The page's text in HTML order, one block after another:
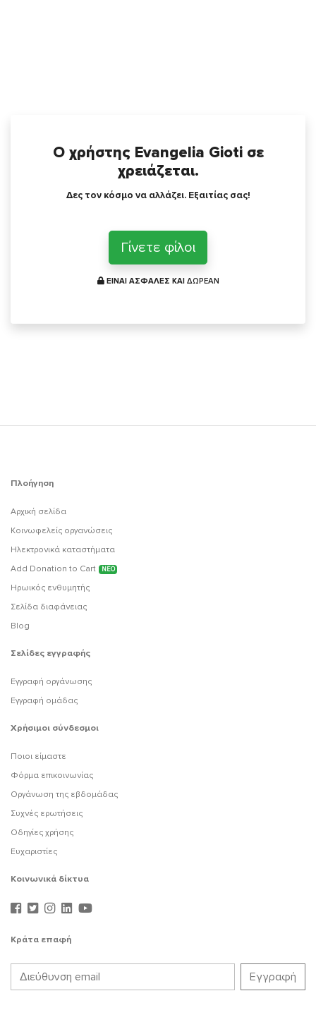
Ο χρήστης Evangelia Gioti σε
χρειάζεται.
Δες τον κόσμο να αλλάζει. Εξαιτίας σας!
Γίνετε φίλοι
ΕΙΝΑΙ ΑΣΦΑΛΕΣ ΚΑΙ ΔΩΡΕΑΝ
Πλοήγηση
Αρχική σελίδα
Κοινωφελείς οργανώσεις
Ηλεκτρονικά καταστήματα
Add Donation to Cart
ΝΕΟ
Ηρωικός ενθυμητής
Σελίδα διαφάνειας
Blog
Σελίδες εγγραφής
Εγγραφή οργάνωσης
Εγγραφή ομάδας
Χρήσιμοι σύνδεσμοι
Ποιοι είμαστε
Φόρμα επικοινωνίας
Οργάνωση της εβδομάδας
Συχνές ερωτήσεις
Οδηγίες χρήσης
Ευχαριστίες
Κοινωνικά δίκτυα
Κράτα επαφή